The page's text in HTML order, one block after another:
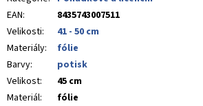
EAN:
8435743007511
Velikosti:
41 - 50 cm
Materiály:
fólie
Barvy:
potisk
Velikost:
45 cm
Materiál:
fólie